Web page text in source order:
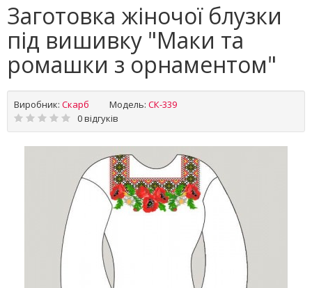
Заготовка жіночої блузки
під вишивку "Маки та
ромашки з орнаментом"
Виробник: Скарб Модель: СК-339
0 відгуків